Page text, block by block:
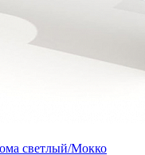
светлый/Мокко